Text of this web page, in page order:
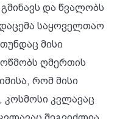
და წვალობს
საყოველთაო
მისი
ღმერთის
რომ მისი
კოსმოსი კვლავაც